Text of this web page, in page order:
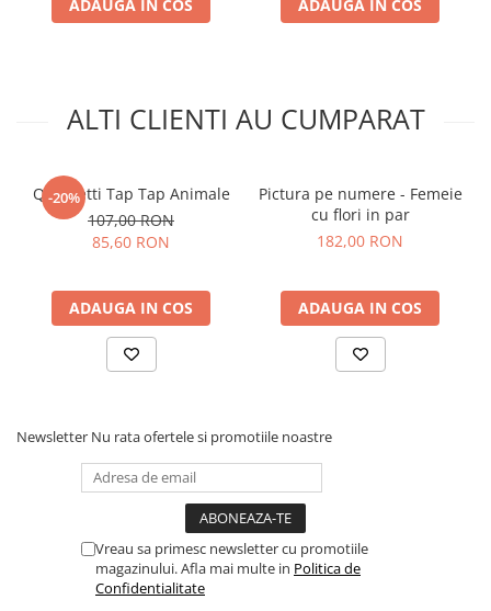
ADAUGA IN COS ADAUGA IN COS
ALTI CLIENTI AU CUMPARAT
-20%
Quercetti Tap Tap Animale
107,00 RON
85,60 RON
ADAUGA IN COS
Pictura pe numere - Femeie
cu flori in par
182,00 RON
ADAUGA IN COS
Newsletter Nu rata ofertele si promotiile noastre
Vreau sa primesc newsletter cu promotiile
magazinului. Afla mai multe in Politica de
Confidentialitate